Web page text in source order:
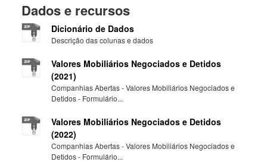
Dados e recursos
Dicionário de Dados
Descrição das colunas e dados
Valores Mobiliários Negociados e Detidos
(2021)
Companhias Abertas - Valores Mobiliários Negociados e
Detidos - Formulário...
Valores Mobiliários Negociados e Detidos
(2022)
Companhias Abertas - Valores Mobiliários Negociados e
Detidos - Formulário...